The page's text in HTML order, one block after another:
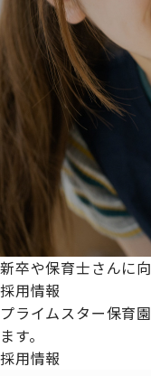
新卒や保育士さんに
採用情報
プライムスター保育
ます。
採用情報